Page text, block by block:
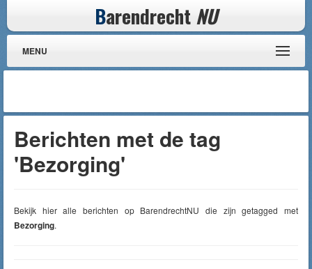
Barendrecht NU
MENU
Berichten met de tag
'Bezorging'
Bekijk hier alle berichten op BarendrechtNU die zijn getagged met
Bezorging.